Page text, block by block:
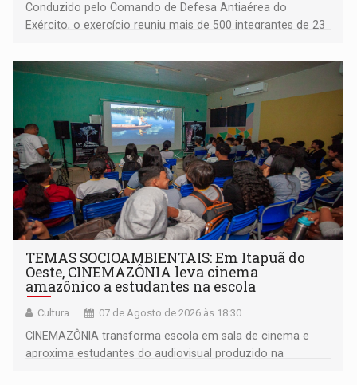
Conduzido pelo Comando de Defesa Antiaérea do
Exército, o exercício reuniu mais de 500 integrantes de 23
TEMAS SOCIOAMBIENTAIS: Em Itapuã do
Oeste, CINEMAZÔNIA leva cinema
amazônico a estudantes na escola
Cultura 07 de Agosto de 2026 às 18:30
CINEMAZÔNIA transforma escola em sala de cinema e
aproxima estudantes do audiovisual produzido na